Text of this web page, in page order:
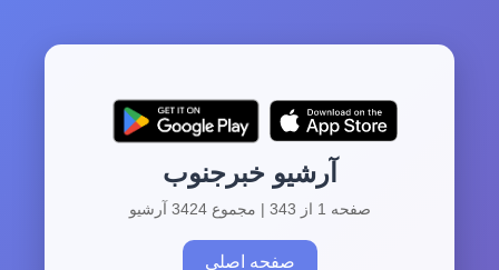
آرشیو خبرجنوب
صفحه 1 از 343 | مجموع 3424 آرشیو
صفحه اصلی